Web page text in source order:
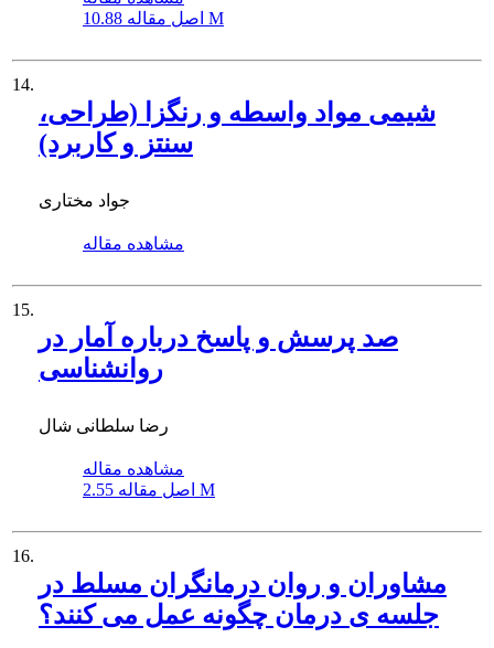
اصل مقاله 10.88 M
14.
شیمی مواد واسطه و رنگزا (طراحی،
سنتز و کاربرد)
جواد مختاری
مشاهده مقاله
15.
صد پرسش و پاسخ درباره آمار در
روانشناسی
رضا سلطانی شال
مشاهده مقاله
اصل مقاله 2.55 M
16.
مشاوران و روان درمانگران مسلط در
جلسه ی درمان چگونه عمل می کنند؟